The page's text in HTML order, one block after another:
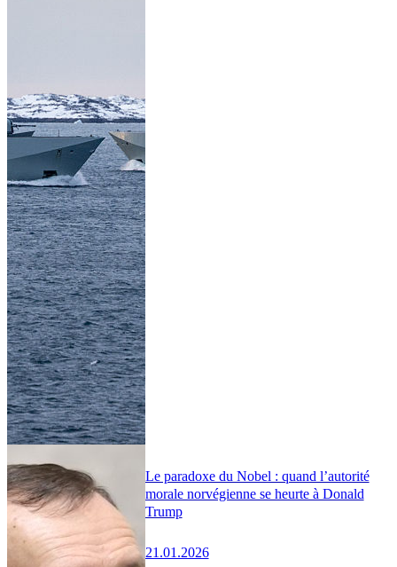
Le paradoxe du Nobel : quand l’autorité
morale norvégienne se heurte à Donald
Trump
21.01.2026